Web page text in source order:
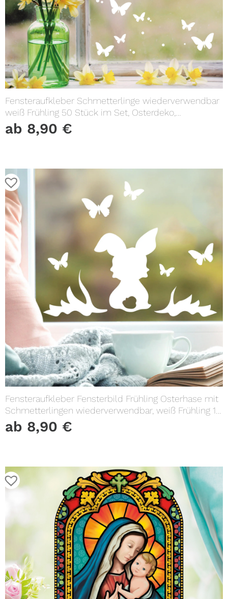
Fensteraufkleber Schmetterlinge wiederverwendbar
weiß Frühling 50 Stück im Set, Osterdeko,
Frühlingsdeko
ab 8,90 €
Fensteraufkleber Fensterbild Frühling Osterhase mit
Schmetterlingen wiederverwendbar, weiß Frühling 11
Stück im Set, Dekoration Frühling
ab 8,90 €